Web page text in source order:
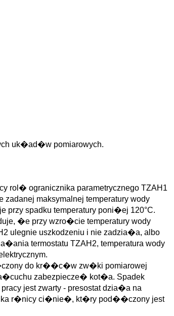
uk�ad�w pomiarowych.
rol� ogranicznika parametrycznego TZAH1
maksymalnej temperatury wody
przy spadku temperatury poni�ej 120°C.
�e przy wzro�cie temperatury wody
ulegnie uszkodzeniu i nie zadzia�a, albo
termostatu TZAH2, temperatura wody
do kr��c�w zw�ki pomiarowej
zabezpiecze� kot�a. Spadek
jest zwarty - presostat dzia�a na
r�nicy ci�nie�, kt�ry pod��czony jest